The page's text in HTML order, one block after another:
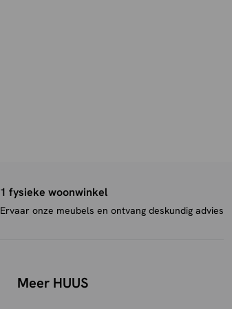
1 fysieke woonwinkel
Ervaar onze meubels en ontvang deskundig advies
Meer HUUS